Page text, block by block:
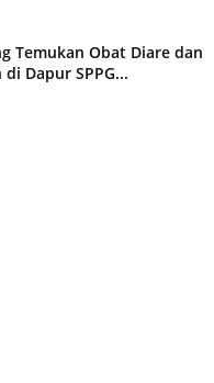
Temukan Obat Diare dan
Dapur SPPG...